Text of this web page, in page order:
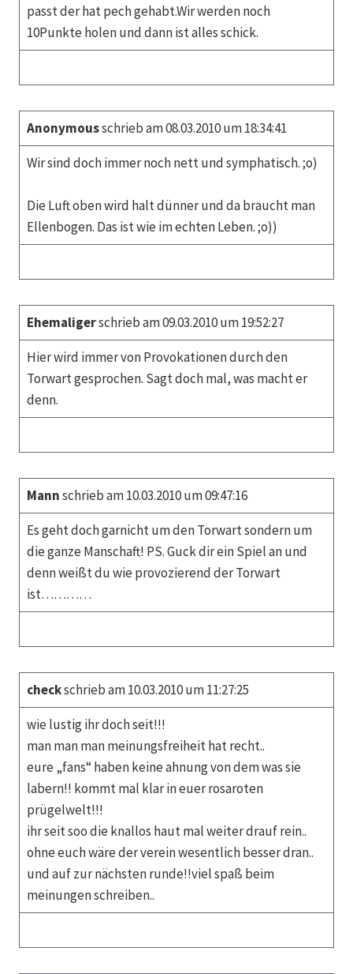
passt der hat pech gehabt.Wir werden noch
10Punkte holen und dann ist alles schick.
Anonymousschrieb am 08.03.2010 um 18:34:41
Wir sind doch immer noch nett und symphatisch. ;o)
Die Luft oben wird halt dünner und da braucht man
Ellenbogen. Das ist wie im echten Leben. ;o))
Ehemaligerschrieb am 09.03.2010 um 19:52:27
Hier wird immer von Provokationen durch den
Torwart gesprochen. Sagt doch mal, was macht er
denn.
Mannschrieb am 10.03.2010 um 09:47:16
Es geht doch garnicht um den Torwart sondern um
die ganze Manschaft! PS. Guck dir ein Spiel an und
denn weißt du wie provozierend der Torwart
ist…………
checkschrieb am 10.03.2010 um 11:27:25
wie lustig ihr doch seit!!!
man man man meinungsfreiheit hat recht..
eure „fans“ haben keine ahnung von dem was sie
labern!! kommt mal klar in euer rosaroten
prügelwelt!!!
ihr seit soo die knallos haut mal weiter drauf rein..
ohne euch wäre der verein wesentlich besser dran..
und auf zur nächsten runde!!viel spaß beim
meinungen schreiben..